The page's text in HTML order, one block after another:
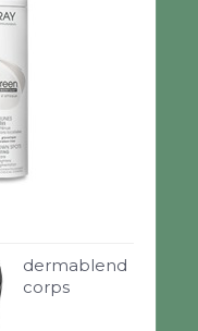
dermablend
corps